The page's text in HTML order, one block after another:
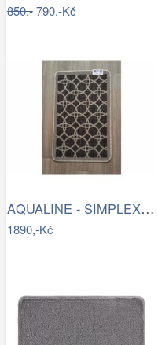
850,-790,-Kč
AQUALINE - SIMPLEX ECO skříňka za…
1890,-Kč